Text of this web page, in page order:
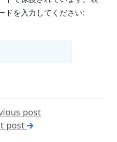
ドを入力してください:
post
post